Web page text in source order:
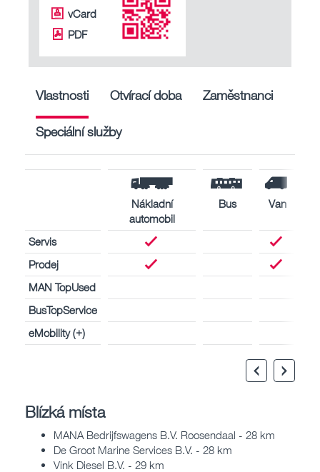
vCard
PDF
Vlastnosti Otvírací doba Zaměstnanci
Speciální služby
Nákladní
automobil
Bus Van
Servis
Prodej
MAN TopUsed
BusTopService
eMobility (+)
Blízká místa
MANA Bedrijfswagens B.V. Roosendaal - 28 km
De Groot Marine Services B.V. - 28 km
Vink Diesel B.V. - 29 km